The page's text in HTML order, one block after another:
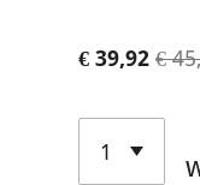
€ 39,92 €